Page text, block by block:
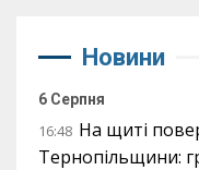
Новини
6 Серпня
16:48 На щиті
Тернопільщини: